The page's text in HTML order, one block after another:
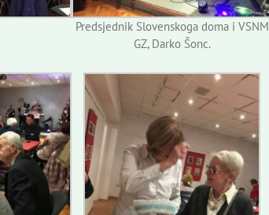
Predsjednik Slovenskoga doma i VSNM
GZ, Darko Šonc.